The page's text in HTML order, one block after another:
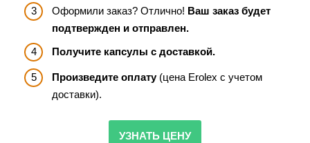
Оформили заказ? Отлично! Ваш заказ будет
подтвержден и отправлен.
Получите капсулы с доставкой.
Произведите оплату(цена Erolex с учетом
доставки).
УЗНАТЬ ЦЕНУ